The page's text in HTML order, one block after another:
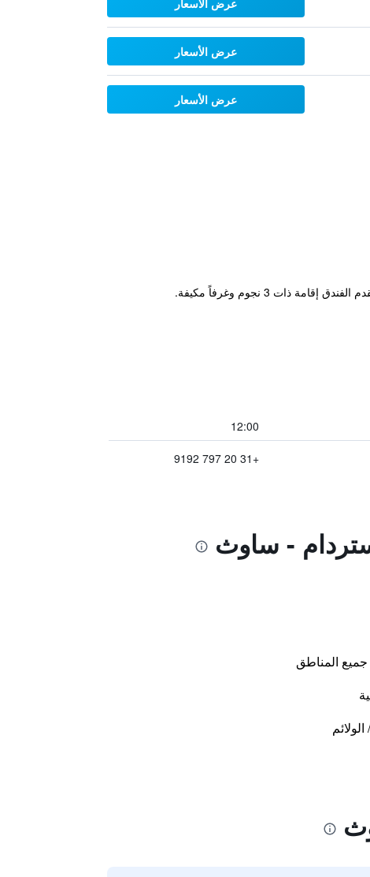
عرض الأسعار
عرض الأسعار
عرض الأسعار
12:00
+31 20 797 9192
- ساوث
المناطق